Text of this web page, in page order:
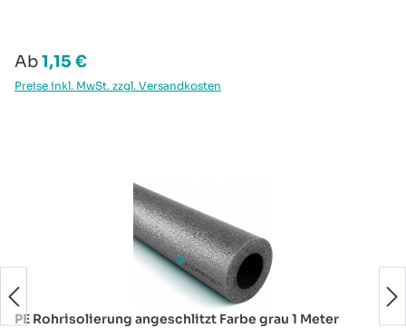
Regulärer Preis:
Ab1,15 €
Preise inkl. MwSt. zzgl. Versandkosten
PE Rohrisolierung angeschlitzt Farbe grau 1 Meter